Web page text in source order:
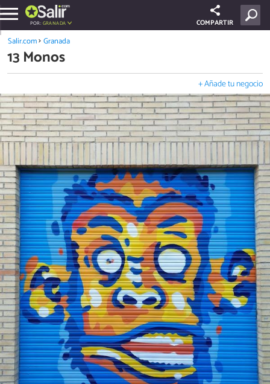
POR: GRANADA COMPARTIR
Salir.com Granada
13 Monos
+ Añade tu negocio